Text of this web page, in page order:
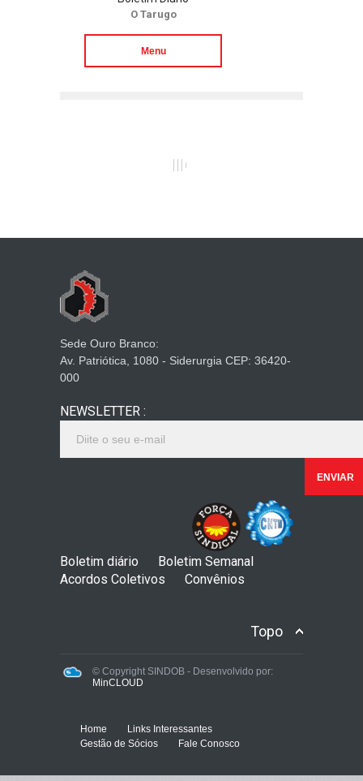
O Tarugo
Menu
Sede Ouro Branco:
Av. Patriótica, 1080 - Siderurgia CEP: 36420-
000
NEWSLETTER :
Boletim diário
Boletim Semanal
Acordos Coletivos
Convênios
Topo
© Copyright SINDOB - Desenvolvido por:
MinCLOUD
Home
Links Interessantes
Gestão de Sócios
Fale Conosco